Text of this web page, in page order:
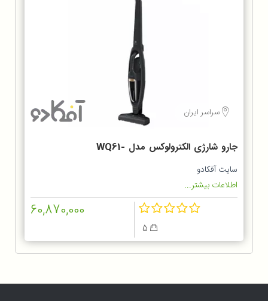
سراسر ایران
جارو شارژی الکترولوکس مدل WQ61-
1OGG
سایت آفکادو
اطلاعات بیشتر...
60,870,000